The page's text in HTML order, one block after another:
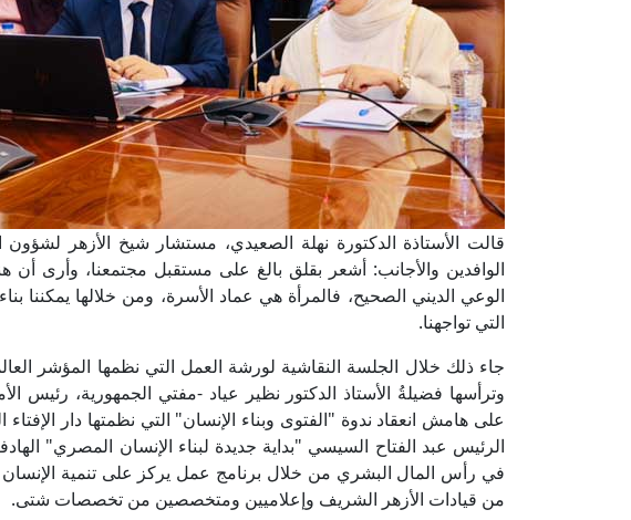
قالت الأستاذة الدكتورة نهلة الصعيدي، مستشار شيخ الأزهر
الوافدين والأجانب: أشعر بقلق بالغ على مستقبل مجتمعنا، وأرى أن
الوعي الديني الصحيح، فالمرأة هي عماد الأسرة، ومن خلالها يمكننا
التي تواجهنا.
وترأسها فضيلةُ الأستاذ الدكتور نظير عياد -مفتي الجمهورية، رئيس
الرئيس عبد الفتاح السيسي "بداية جديدة لبناء الإنسان المصري" الهادفة
في رأس المال البشري من خلال برنامج عمل يركز على تنمية الإنسان
من قيادات الأزهر الشريف وإعلاميين ومتخصصين من تخصصات شتى.